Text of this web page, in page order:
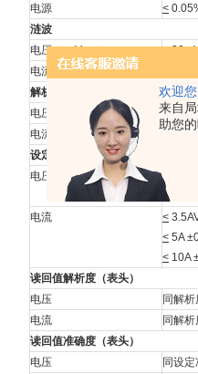
欢迎您
来自
助您
电源
<
涟波
电压 （mVrms）
<
电流（mArms）
解析度
电压
20mV
电流
2mA
设定准确度
电压
<
40V
<60V
电流
<
< 5A
< 10A
读回值解析度（表头）
电压
同解析
电流
同解析
读回值准确度（表头）
电压
同设